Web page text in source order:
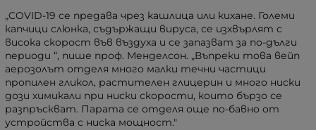
„COVID-19 се предава чрез кашлица или кихане. Големи
капчици слюнка, съдържащи вируса, се изхвърлят с
висока скорост във въздуха и се запазват за по-дълги
периоди “, пише проф. Менделсон. „Въпреки това вейп
аерозолът отделя много малки течни частици
пропилен гликол, растителен глицерин и много ниски
дози химикали при ниски скорости, които бързо се
разпръскват. Парата се отделя още по-бавно от
устройства с ниска мощност."